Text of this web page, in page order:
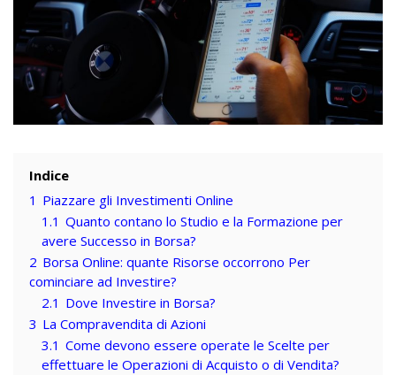
Indice
1 Piazzare gli Investimenti Online
1.1 Quanto contano lo Studio e la Formazione per
avere Successo in Borsa?
2 Borsa Online: quante Risorse occorrono Per
cominciare ad Investire?
2.1 Dove Investire in Borsa?
3 La Compravendita di Azioni
3.1 Come devono essere operate le Scelte per
effettuare le Operazioni di Acquisto o di Vendita?